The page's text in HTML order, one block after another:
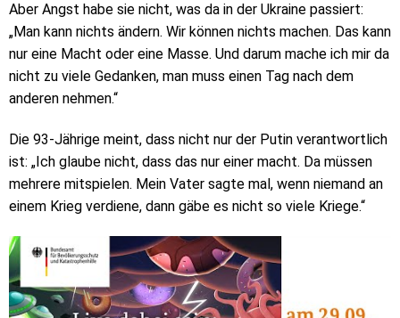
Aber Angst habe sie nicht, was da in der Ukraine passiert:
„Man kann nichts ändern. Wir können nichts machen. Das kann
nur eine Macht oder eine Masse. Und darum mache ich mir da
nicht zu viele Gedanken, man muss einen Tag nach dem
anderen nehmen.“
Die 93-Jährige meint, dass nicht nur der Putin verantwortlich
ist: „Ich glaube nicht, dass das nur einer macht. Da müssen
mehrere mitspielen. Mein Vater sagte mal, wenn niemand an
einem Krieg verdiene, dann gäbe es nicht so viele Kriege.“